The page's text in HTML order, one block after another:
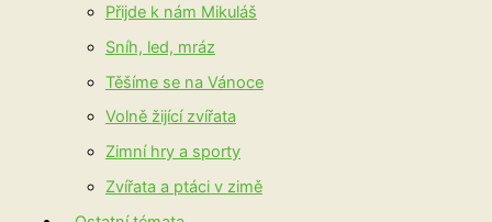
Přijde k nám Mikuláš
Sníh, led, mráz
Těšíme se na Vánoce
Volně žijící zvířata
Zimní hry a sporty
Zvířata a ptáci v zimě